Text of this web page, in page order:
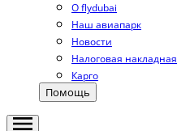
О flydubai
Наш авиапарк
Новости
Налоговая накладная
Карго
Помощь